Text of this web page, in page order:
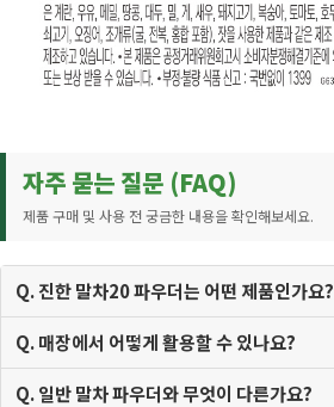
자주 묻는 질문 (FAQ)
제품 구매 및 사용 전 궁금한 내용을 확인해보세요.
Q. 진한 말차20 파우더는 어떤 제품인가요?
Q. 매장에서 어떻게 활용할 수 있나요?
Q. 일반 말차 파우더와 무엇이 다른가요?